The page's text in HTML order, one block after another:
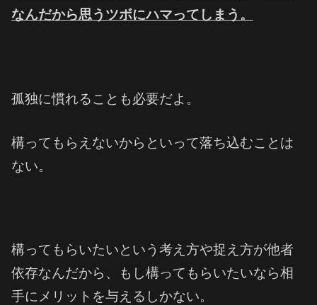
なんだから思うツボにハマってしまう。
孤独に慣れることも必要だよ。
構ってもらえないからといって落ち込むことは
ない。
構ってもらいたいという考え方や捉え方が他者
依存なんだから、
もし構ってもらいたいなら相
手にメリットを与えるしかない。